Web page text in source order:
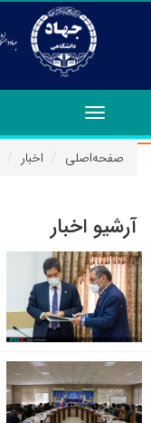
Toggle
navigation
صفحه‌اصلی
اخبار
آرشیو اخبار